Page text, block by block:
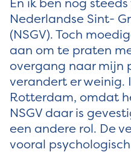
Nederlandse Sint-
(NSGV). Toch
aan om te praten
overgang naar mijn
verandert er weinig.
Rotterdam, omdat
NSGV daar is
een andere rol. De
vooral